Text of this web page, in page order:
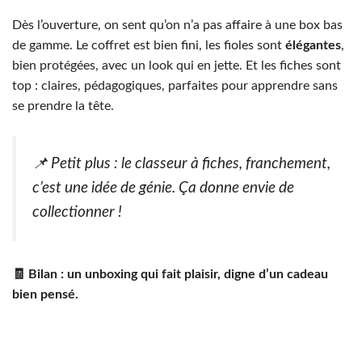
Dès l’ouverture, on sent qu’on n’a pas affaire à une box bas
de gamme. Le coffret est bien fini, les fioles sont élégantes,
bien protégées, avec un look qui en jette. Et les fiches sont
top : claires, pédagogiques, parfaites pour apprendre sans
se prendre la tête.
📌 Petit plus : le classeur à fiches, franchement,
c’est une idée de génie. Ça donne envie de
collectionner !
🧾 Bilan : un unboxing qui fait plaisir, digne d’un cadeau
bien pensé.